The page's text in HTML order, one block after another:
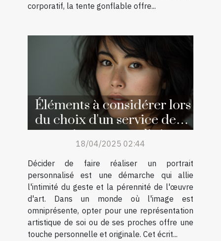
corporatif, la tente gonflable offre...
Éléments à considérer lors
du choix d'un service de
portraits personnalisés
18/04/2025 02:44
Décider de faire réaliser un portrait
personnalisé est une démarche qui allie
l'intimité du geste et la pérennité de l'œuvre
d'art. Dans un monde où l'image est
omniprésente, opter pour une représentation
artistique de soi ou de ses proches offre une
touche personnelle et originale. Cet écrit...